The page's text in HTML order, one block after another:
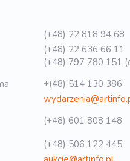
(+48) 22 818 94 68
(+48) 22 636 66 11
(+48) 797 780 151
+(48) 514 130 386
(+48) 601 808 148
(+48) 506 122 445